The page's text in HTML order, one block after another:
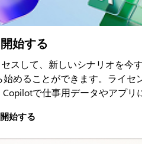
始する
スして、新しいシナリオを今
始めることができます。ライセ
で仕事用データやアプリ
始する